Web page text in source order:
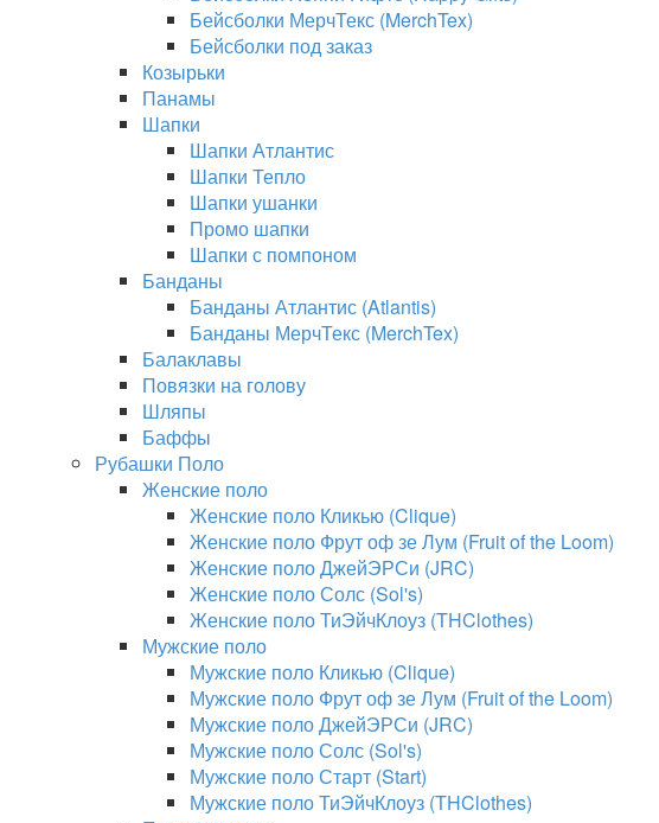
Бейсболки МерчТекс (MerchTex)
Бейсболки под заказ
Козырьки
Панамы
Шапки
Шапки Атлантис
Шапки Тепло
Шапки ушанки
Промо шапки
Шапки с помпоном
Банданы
Банданы Атлантис (Atlantis)
Банданы МерчТекс (MerchTex)
Балаклавы
Повязки на голову
Шляпы
Баффы
Рубашки Поло
Женские поло
Женские поло Кликью (Clique)
Женские поло Фрут оф зе Лум (Fruit of the Loom)
Женские поло ДжейЭРСи (JRC)
Женские поло Солс (Sol's)
Женские поло ТиЭйчКлоуз (THClothes)
Мужские поло
Мужские поло Кликью (Clique)
Мужские поло Фрут оф зе Лум (Fruit of the Loom)
Мужские поло ДжейЭРСи (JRC)
Мужские поло Солс (Sol's)
Мужские поло Старт (Start)
Мужские поло ТиЭйчКлоуз (THClothes)